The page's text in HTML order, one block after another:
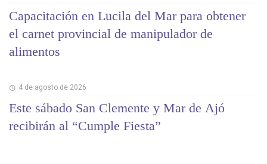
Capacitación en Lucila del Mar para obtener
el carnet provincial de manipulador de
alimentos
4 de agosto de 2026
Este sábado San Clemente y Mar de Ajó
recibirán al “Cumple Fiesta”